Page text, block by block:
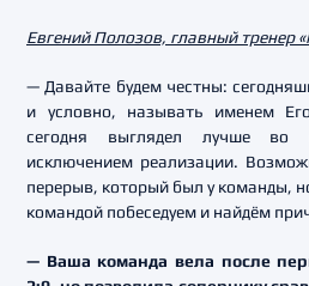
Евгений Полозов, главный тренер
— Давайте будем честны:
и условно, называть именем
сегодня выглядел лучше во
исключением реализации.
перерыв, который был у команды,
командой побеседуем и найдём
— Ваша команда вела после